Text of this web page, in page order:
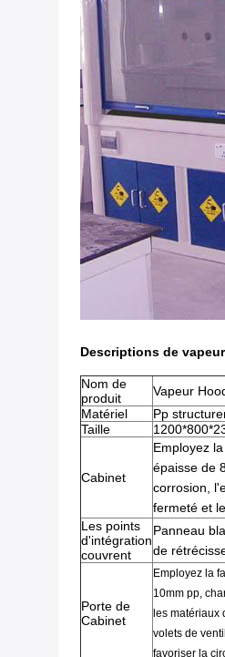
Descriptions de
Nom de
produit
Vapeur
Matériel
Pp
Taille
Cabinet
Employez la
épaisse de
corrosion, l'
fermeté et
Les points
d'intégration
couvrent
Panneau
de
Porte de
Cabinet
Employez la
10mm pp,
les matériaux
volets de
favoriser la